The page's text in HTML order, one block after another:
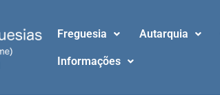
Freguesia Autarquia
Informações